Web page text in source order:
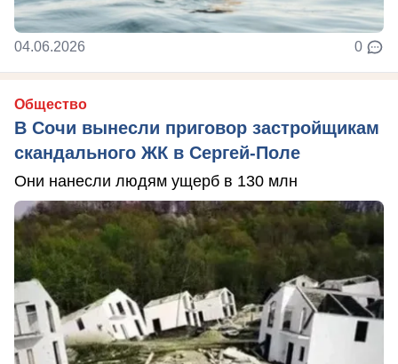
04.06.2026 0
Общество
В Сочи вынесли приговор застройщикам
скандального ЖК в Сергей-Поле
Они нанесли людям ущерб в 130 млн